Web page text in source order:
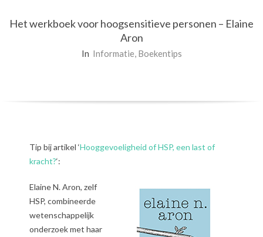
Het werkboek voor hoogsensitieve personen – Elaine
Aron
In Informatie, Boekentips
Tip bij artikel ‘Hooggevoeligheid of HSP, een last of
kracht?‘:
Elaine N. Aron, zelf
HSP, combineerde
wetenschappelijk
onderzoek met haar